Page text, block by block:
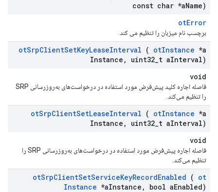
const char *aName)
otError
برچسب نام میزبان را تنظیم می کند.
otSrpClientSetKeyLeaseInterval ( otInstance *a
Instance , uint32 t aInterval)
void
فاصله اجاره کلید پیش‌فرض مورد استفاده در درخواست‌های به‌روزرسانی SRP
را تنظیم می‌کند.
otSrpClientSetLeaseInterval ( otInstance *a
Instance , uint32 t aInterval)
void
فاصله اجاره پیش‌فرض مورد استفاده در درخواست‌های به‌روزرسانی SRP را
تنظیم می‌کند.
otSrpClientSetServiceKeyRecordEnabled ( ot
Instance *aInstance , bool aEnabled)